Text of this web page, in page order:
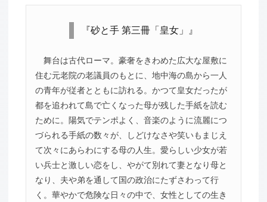
『砂と手 第三冊「皇女」』
舞台は古代ローマ。豪奢をきわめた広大な屋敷に
住む元老院の老議員のもとに、地中海の島から一人
の青年が従者とともに訪れる。かつて皇女だったが
都を追われて島で亡くなった母が残した手紙を読む
ために。陽気でテンポよく、音楽のように流麗につ
づられる手紙の数々が、しどけなさや笑いもまじえ
て次々にあらわにする母の人生。愛らしい少女が若
い兵士と激しい恋をし、やがて別れて妻となり母と
なり、夫や弟を通して国の政治にたずさわって行
く。華やかで危険な日々の中で、女性としての生き